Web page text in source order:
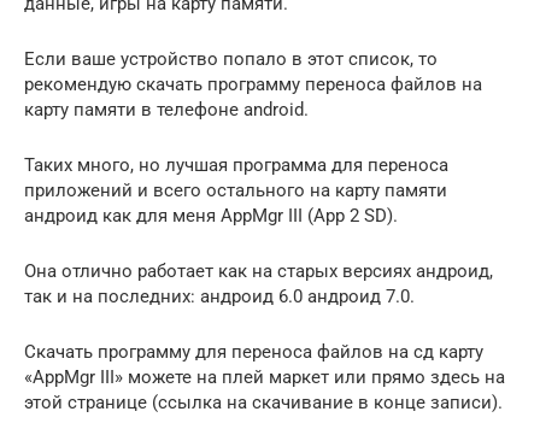
Если ваше устройство попало в этот список, то
рекомендую скачать программу переноса файлов на
карту памяти в телефоне android.
Таких много, но лучшая программа для переноса
приложений и всего остального на карту памяти
андроид как для меня AppMgr III (App 2 SD).
Она отлично работает как на старых версиях андроид,
так и на последних: андроид 6.0 андроид 7.0.
Скачать программу для переноса файлов на сд карту
«AppMgr III» можете на плей маркет или прямо здесь на
этой странице (ссылка на скачивание в конце записи).